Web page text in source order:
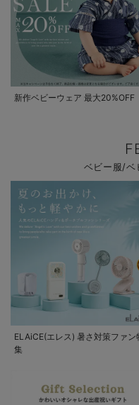
新作ベビーウェア 最大20%OFF
ベビー服/ベ
ELAiCE(エレス) 暑さ対策ファン
集